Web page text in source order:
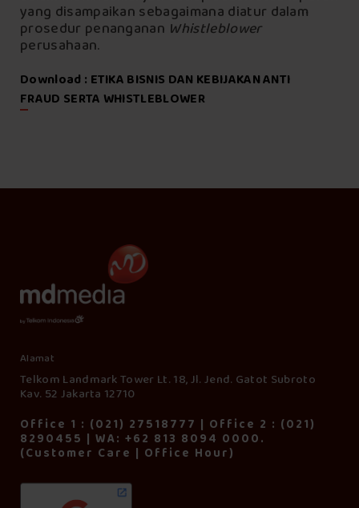
yang disampaikan sebagaimana diatur dalam
prosedur penangananWhistleblower
perusahaan.
Download : ETIKA BISNIS DAN KEBIJAKAN ANTI
FRAUD SERTA WHISTLEBLOWER
Alamat
Telkom Landmark Tower Lt. 18, Jl. Jend. Gatot Subroto
Kav. 52 Jakarta 12710
Office 1 : (021) 27518777 | Office 2 : (021)
8290455 | WA: +62 813 8094 0000.
(Customer Care | Office Hour)